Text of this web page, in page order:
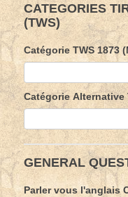
CATEGORIES
(TWS)
Catégorie TWS 1873
Catégorie Alternative
GENERAL
Parler vous l'anglais